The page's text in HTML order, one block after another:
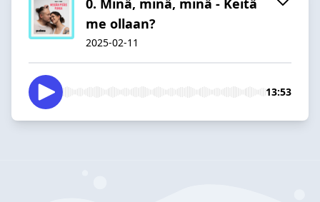
me ollaan?
2025-02-11
13:53